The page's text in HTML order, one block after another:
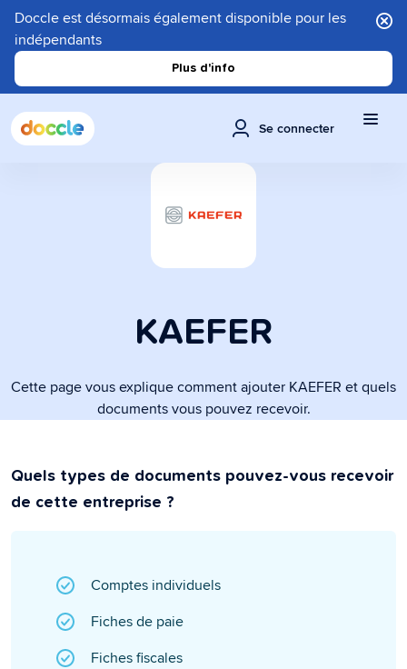
Doccle est désormais également disponible pour les
indépendants
Plus d'info
Se connecter
KAEFER
Cette page vous explique comment ajouter KAEFER et quels
documents vous pouvez recevoir.
Quels types de documents pouvez-vous recevoir
de cette entreprise ?
Comptes individuels
Fiches de paie
Fiches fiscales